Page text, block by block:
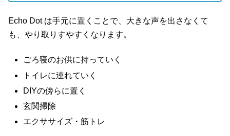
Echo Dot は手元に置くことで、大きな声を出さなくて
も、やり取りすやすくなります。
ごろ寝のお供に持っていく
トイレに連れていく
DIYの傍らに置く
玄関掃除
エクササイズ・筋トレ